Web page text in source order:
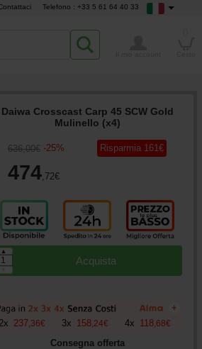
Telefono : +33 5 61 64 40 33
Daiwa Crosscast Carp 45 SCW Gold
Mulinello (x4)
636,00€ -25%
474,72€
Risparmia 161€
Acquista
▲
+
2x 237 36€ 3x 158 24€ 4x 118 68€
Consegna offerta